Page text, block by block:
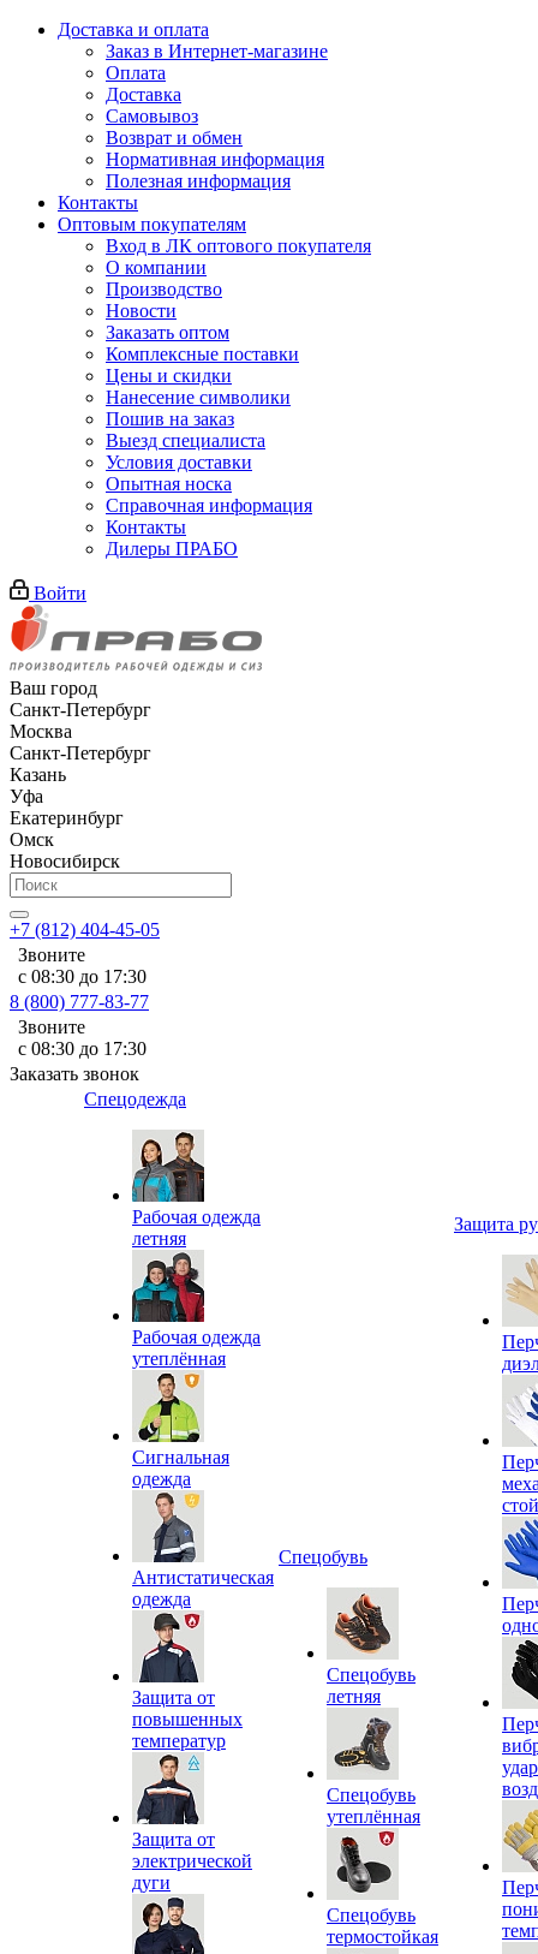
Доставка и оплата
Заказ в Интернет-магазине
Оплата
Доставка
Самовывоз
Возврат и обмен
Нормативная информация
Полезная информация
Контакты
Оптовым покупателям
Вход в ЛК оптового покупателя
О компании
Производство
Новости
Заказать оптом
Комплексные поставки
Цены и скидки
Нанесение символики
Пошив на заказ
Выезд специалиста
Условия доставки
Опытная носка
Справочная информация
Контакты
Дилеры ПРАБО
Войти
Ваш город
Санкт-Петербург
Москва
Санкт-Петербург
Казань
Уфа
Екатеринбург
Омск
Новосибирск
+7 (812) 404-45-05
Звоните
с 08:30 до 17:30
8 (800) 777-83-77
Звоните
с 08:30 до 17:30
Заказать звонок
Спецодежда
Рабочая одежда
летняя
Рабочая одежда
утеплённая
Сигнальная
одежда
Антистатическая
одежда
Защита от
повышенных
температур
Защита от
электрической
дуги
Спецобувь
Спецобувь
летняя
Спецобувь
утеплённая
Спецобувь
термостойкая
Защита